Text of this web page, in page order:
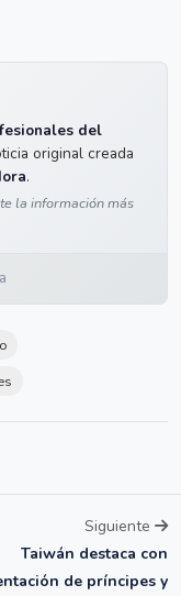
del
original creada
.
la información más
Siguiente
Taiwán destaca con
de príncipes y